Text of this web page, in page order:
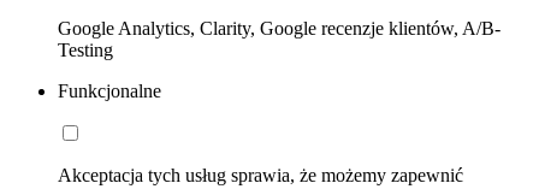
Google Analytics, Clarity, Google recenzje klientów, A/B-
Testing
Funkcjonalne
Akceptacja tych usług sprawia, że możemy zapewnić